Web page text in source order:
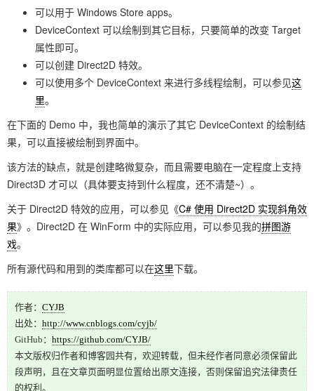
可以用于 Windows Store apps。
DeviceContext 可以绘制到其它目标，只要简单的改变 Target
属性即可。
可以创建 Direct2D 特效。
可以使用多个 DeviceContext 来进行多线程绘制，可以参见这
里。
在下面的 Demo 中，我也简单的演示了其它 DeviceContext 的绘制结
果，可以直接被绘制到界面中。
该方法的缺点，就是创建略微复杂，而且需要电脑在一定程度上支持
Direct3D 才可以（具体要支持到什么程度，还不清楚~）。
关于 Direct2D 特效的应用，可以参见《C# 使用 Direct2D 实现斜角效
果》。Direct2D 在 WinForm 中的实际应用，可以参见我的拼图游
戏。
所有源代码和用到的类库都可以在这里下载。
作者： CYJB
出处： http://www.cnblogs.com/cyjb/
GitHub： https://github.com/CYJB/
本文版权归作者和博客园共有，欢迎转载，但未经作者同意必须保留此
段声明，且在文章页面明显位置给出原文连接，否则保留追究法律责任
的权利。